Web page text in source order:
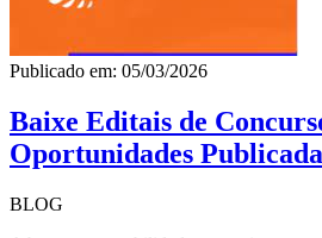
Publicado em: 05/03/2026
Baixe Editais de
Oportunidades
BLOG